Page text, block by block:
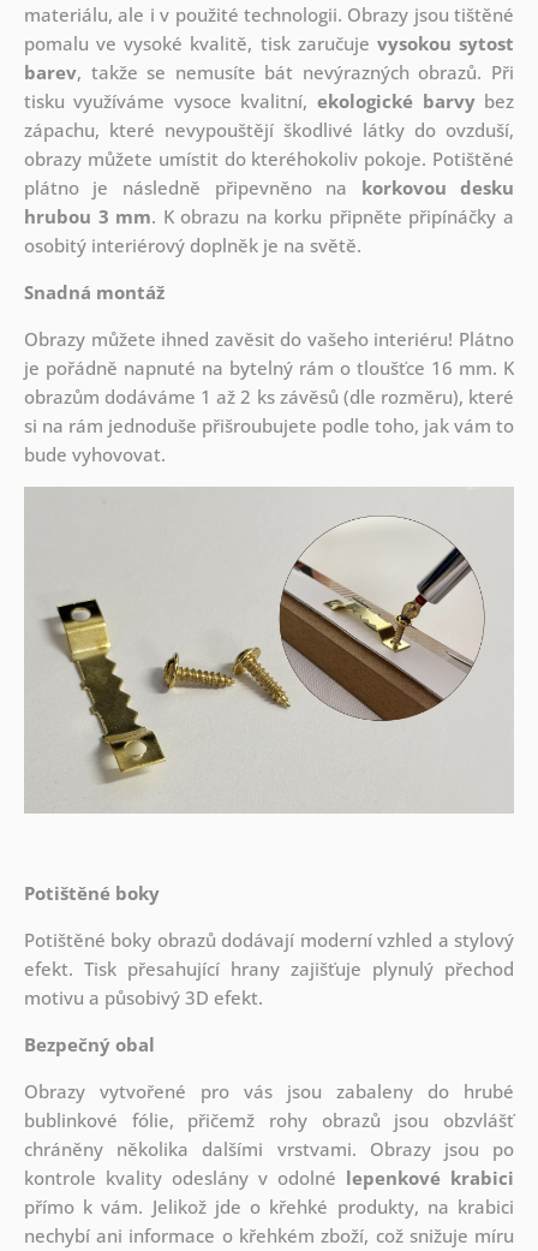
materiálu, ale i v použité technologii. Obrazy jsou tištěné
pomalu ve vysoké kvalitě, tisk zaručuje vysokou sytost
barev, takže se nemusíte bát nevýrazných obrazů. Při
tisku využíváme vysoce kvalitní,ekologické barvybez
zápachu, které nevypouštějí škodlivé látky do ovzduší,
obrazy můžete umístit do kteréhokoliv pokoje. Potištěné
plátno je následně připevněno na korkovou desku
hrubou 3 mm. K obrazu na korku připněte připínáčky a
osobitý interiérový doplněk je na světě.
Snadná montáž
Obrazy můžete ihned zavěsit do vašeho interiéru! Plátno
je pořádně napnuté na bytelný rám o tloušťce 16 mm. K
obrazům dodáváme 1 až 2 ks závěsů (dle rozměru), které
si na rám jednoduše přišroubujete podle toho, jak vám to
bude vyhovovat.
Potištěné boky
Potištěné boky obrazů dodávají moderní vzhled a stylový
efekt. Tisk přesahující hrany zajišťuje plynulý přechod
motivu a působivý 3D efekt.
Bezpečný obal
Obrazy vytvořené pro vás jsou zabaleny do hrubé
bublinkové fólie, přičemž rohy obrazů jsou obzvlášť
chráněny několika dalšími vrstvami. Obrazy jsou po
kontrole kvality odeslány v odolné lepenkové krabici
přímo k vám. Jelikož jde o křehké produkty, na krabici
nechybí ani informace o křehkém zboží, což snižuje míru